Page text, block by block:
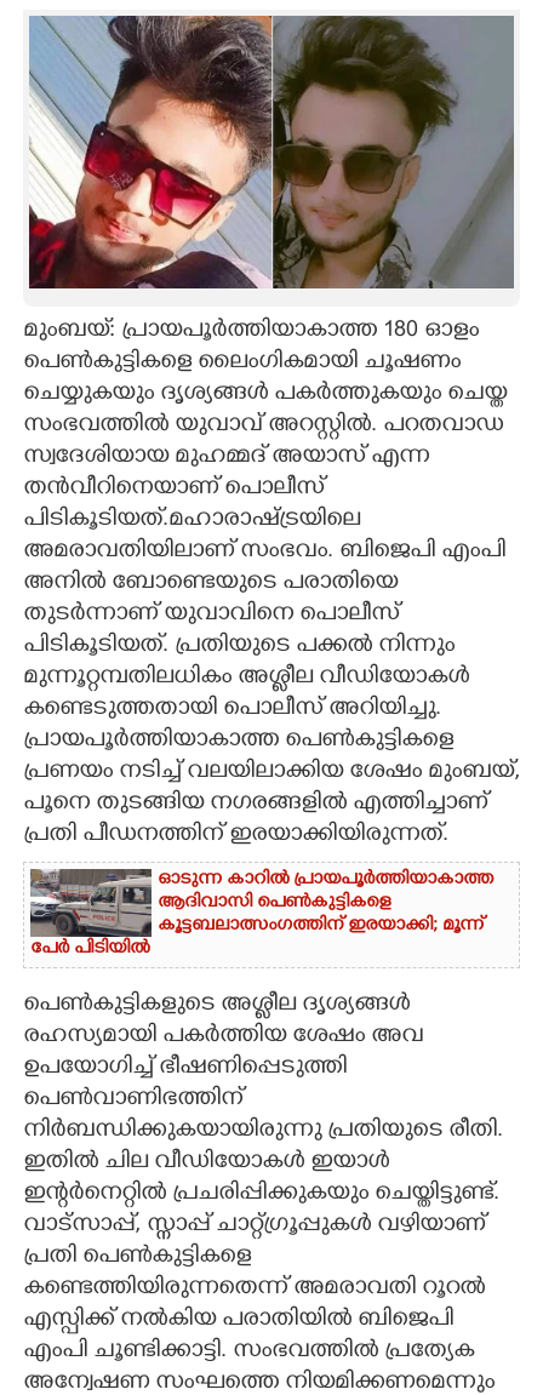
INFO+
ART
ASTRO
CARTOONS
LITERATURE
ZOOM
CONTACT US
മുംബയ്: പ്രായപൂർത്തിയാകാത്ത 180 ഓളം
പെൺകുട്ടികളെ ലൈംഗികമായി ചൂഷണം
ചെയ്യുകയും ദൃശ്യങ്ങൾ പകർത്തുകയും ചെയ്ത
സംഭവത്തിൽ യുവാവ് അറസ്റ്റിൽ. പറതവാഡ
സ്വദേശിയായ മുഹമ്മദ് അയാസ് എന്ന
തൻവീറിനെയാണ് പൊലീസ്
പിടികൂടിയത്.മഹാരാഷ്ട്രയിലെ
അമരാവതിയിലാണ് സംഭവം. ബിജെപി എംപി
അനിൽ ബോണ്ടെയുടെ പരാതിയെ
തുടർന്നാണ് യുവാവിനെ പൊലീസ്
പിടികൂടിയത്. പ്രതിയുടെ പക്കൽ നിന്നും
മുന്നൂറ്റമ്പതിലധികം അശ്ലീല വീഡിയോകൾ
കണ്ടെടുത്തതായി പൊലീസ് അറിയിച്ചു.
പ്രായപൂർത്തിയാകാത്ത പെൺകുട്ടികളെ
പ്രണയം നടിച്ച് വലയിലാക്കിയ ശേഷം മുംബയ്,
പൂനെ തുടങ്ങിയ നഗരങ്ങളിൽ എത്തിച്ചാണ്
പ്രതി പീഡനത്തിന് ഇരയാക്കിയിരുന്നത്.
ഓടുന്ന കാറിൽ പ്രായപൂർത്തിയാകാത്ത
ആദിവാസി പെൺകുട്ടികളെ
കൂട്ടബലാത്സംഗത്തിന് ഇരയാക്കി; മൂന്ന്
പേർ പിടിയിൽ
പെൺകുട്ടികളുടെ അശ്ലീല ദൃശ്യങ്ങൾ
രഹസ്യമായി പകർത്തിയ ശേഷം അവ
ഉപയോഗിച്ച് ഭീഷണിപ്പെടുത്തി
പെൺവാണിഭത്തിന്
നിർബന്ധിക്കുകയായിരുന്നു പ്രതിയുടെ രീതി.
ഇതിൽ ചില വീഡിയോകൾ ഇയാൾ
ഇന്റർനെറ്റിൽ പ്രചരിപ്പിക്കുകയും ചെയ്തിട്ടുണ്ട്.
വാട്സാപ്പ്, സ്നാപ്പ് ചാറ്റ്ഗ്രൂപ്പുകൾ വഴിയാണ്
പ്രതി പെൺകുട്ടികളെ
കണ്ടെത്തിയിരുന്നതെന്ന് അമരാവതി റൂറൽ
എസ്പിക്ക് നൽകിയ പരാതിയിൽ ബിജെപി
എംപി ചൂണ്ടിക്കാട്ടി. സംഭവത്തിൽ പ്രത്യേക
അന്വേഷണ സംഘത്തെ നിയമിക്കണമെന്നും